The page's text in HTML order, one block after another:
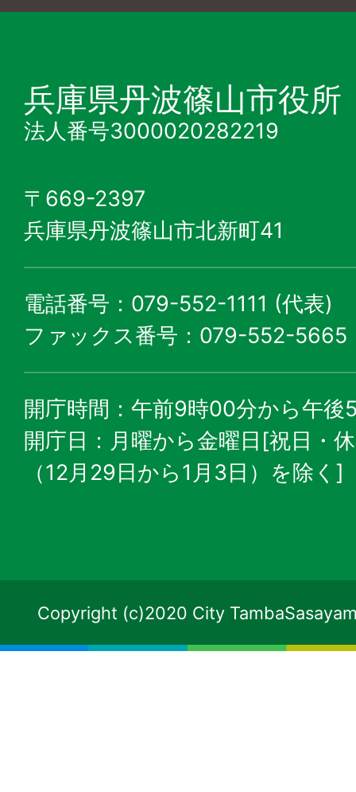
兵庫県丹波篠山市役所
法人番号3000020282219
〒669-2397
兵庫県丹波篠山市北新町41
電話番号：079-552-1111 (代表)
ファックス番号：079-552-5665
開庁時間：午前9時00分から午後
開庁日：月曜から金曜日[祝日・
（12月29日から1月3日）を除く]
Copyright (c)2020 City